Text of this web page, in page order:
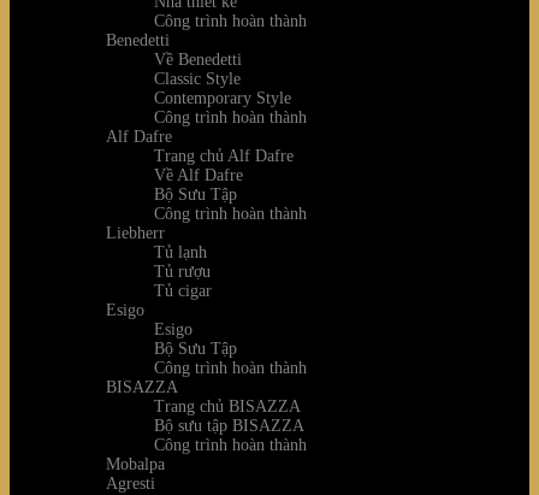
Công trình hoàn thành
Benedetti
Về Benedetti
Classic Style
Contemporary Style
Công trình hoàn thành
Alf Dafre
Trang chủ Alf Dafre
Về Alf Dafre
Bộ Sưu Tập
Công trình hoàn thành
Liebherr
Tủ lạnh
Tủ rượu
Tủ cigar
Esigo
Esigo
Bộ Sưu Tập
Công trình hoàn thành
BISAZZA
Trang chủ BISAZZA
Bộ sưu tập BISAZZA
Công trình hoàn thành
Mobalpa
Agresti